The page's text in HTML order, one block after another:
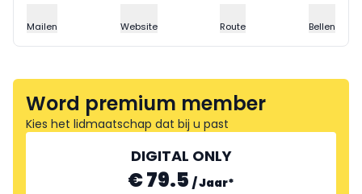
Mailen Website Route Bellen
Word premium member
Kies het lidmaatschap dat bij u past
DIGITAL ONLY
€ 79.5 /Jaar*